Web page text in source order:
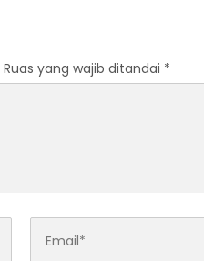
Ruas yang wajib ditandai *